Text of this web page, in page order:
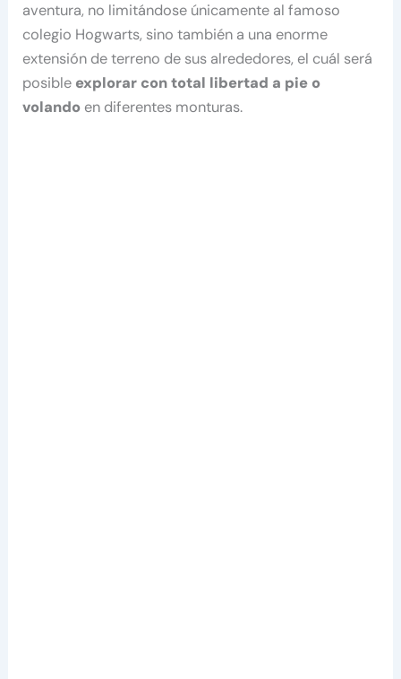
aventura, no limitándose únicamente al famoso
colegio Hogwarts, sino también a una enorme
extensión de terreno de sus alrededores, el cuál será
posible explorar con total libertad a pie o
volando en diferentes monturas.